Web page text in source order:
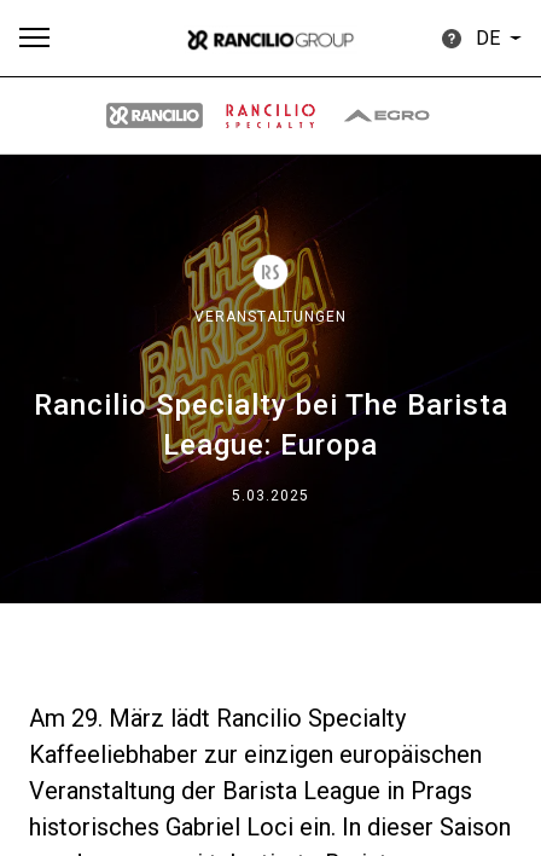
DE
VERANSTALTUNGEN
Rancilio Specialty bei The Barista
League: Europa
5.03.2025
Am 29. März lädt Rancilio Specialty
Kaffeeliebhaber zur einzigen europäischen
Veranstaltung der Barista League in Prags
historisches Gabriel Loci ein. In dieser Saison
Nachrichten
Our brands
Nachrichten
Unsere Labore
Nachhaltigkeit